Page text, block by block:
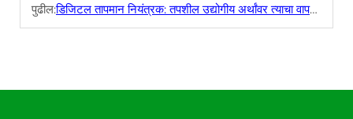
पुढील:डिजिटल तापमान नियंत्रक: तपशील उद्योगीय अर्थांवर त्याचा वापर कसा करायचा